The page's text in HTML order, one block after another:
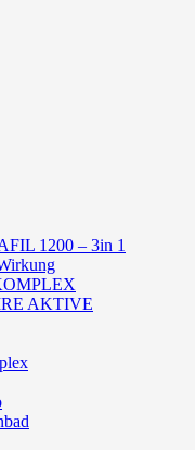
1200 – 3in 1
AKTIVE